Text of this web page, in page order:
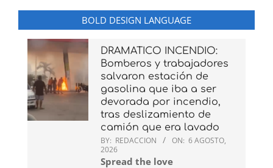
BOLD DESIGN LANGUAGE
DRAMATICO INCENDIO:
Bomberos y trabajadores
salvaron estación de
gasolina que iba a ser
devorada por incendio,
tras deslizamiento de
camión que era lavado
BY: REDACCION ON: 6 AGOSTO,
2026
Spread the love